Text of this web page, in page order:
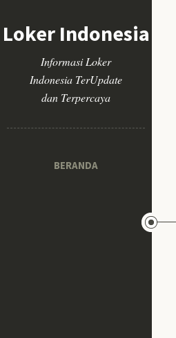
Loker Indonesia
Informasi Loker
Indonesia TerUpdate
dan Terpercaya
BERANDA